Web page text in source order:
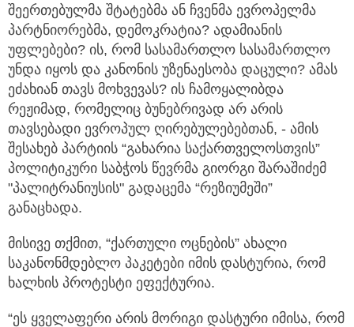
შეერთებულმა შტატებმა ან ჩვენმა ევროპელმა
პარტნიორებმა, დემოკრატია? ადამიანის
უფლებები? ის, რომ სასამართლო სასამართლო
უნდა იყოს და კანონის უზენაესობა დაცული? ამას
ეძახიან თავს მოხვევას? ის ჩამოყალიბდა
რეჟიმად, რომელიც ბუნებრივად არ არის
თავსებადი ევროპულ ღირებულებებთან, - ამის
შესახებ პარტიის “გახარია საქართველოსთვის”
პოლიტიკური საბჭოს წევრმა გიორგი შარაშიძემ
"პალიტრანიუსის" გადაცემა “რეზიუმეში”
განაცხადა.
მისივე თქმით, “ქართული ოცნების” ახალი
საკანონმდებლო პაკეტები იმის დასტურია, რომ
ხალხის პროტესტი ეფექტურია.
“ეს ყველაფერი არის მორიგი დასტური იმისა, რომ